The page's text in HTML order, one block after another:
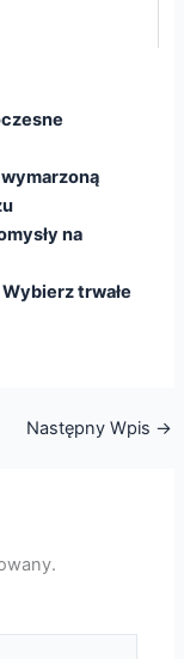
na
trwałe
Następny Wpis →